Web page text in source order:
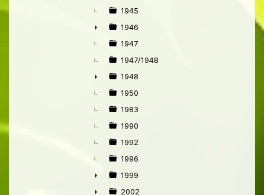
►
1945
►
1946
1947
1947/1948
►
1948
1950
1983
1990
1992
1996
►
1999
2002